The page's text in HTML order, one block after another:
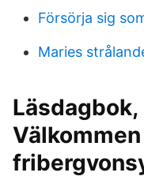
Försörja sig
Maries